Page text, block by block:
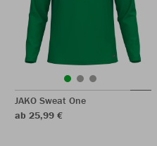
JAKO Sweat One
ab 25,99 €